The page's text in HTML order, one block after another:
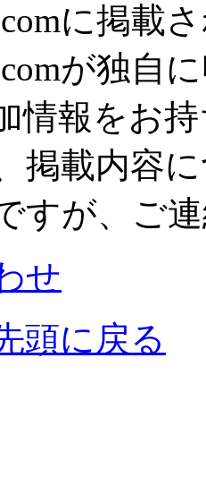
に掲載
が独自
情報をお
掲載内容
すが、ご
せ
頭に戻る